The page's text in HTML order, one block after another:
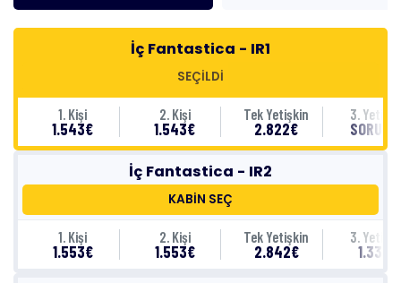
İç Fantastica - IR1
SEÇİLDİ
1. Kişi
1.543€
2. Kişi
1.543€
Tek Yetişkin
2.822€
3.
İç Fantastica - IR2
KABİN SEÇ
1. Kişi
1.553€
2. Kişi
1.553€
Tek Yetişkin
2.842€
3.
1.333€